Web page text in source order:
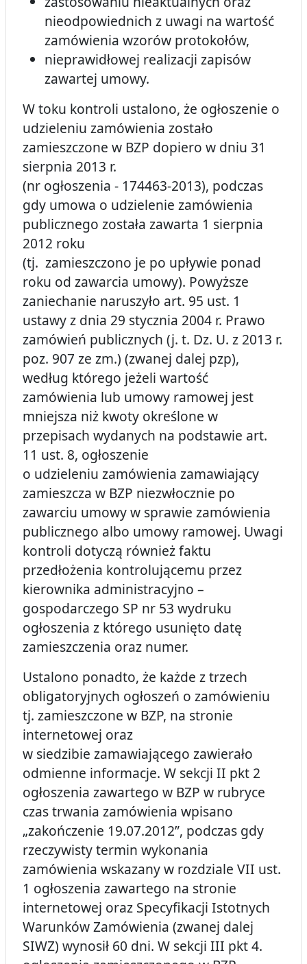
nieodpowiednich z uwagi na wartość
zamówienia wzorów protokołów,
nieprawidłowej realizacji zapisów
zawartej umowy.
W toku kontroli ustalono, że ogłoszenie o
udzieleniu zamówienia zostało
zamieszczone w BZP dopiero w dniu 31
sierpnia 2013 r.
(nr ogłoszenia - 174463-2013), podczas
gdy umowa o udzielenie zamówienia
publicznego została zawarta 1 sierpnia
2012 roku
(tj. zamieszczono je po upływie ponad
roku od zawarcia umowy). Powyższe
zaniechanie naruszyło art. 95 ust. 1
ustawy z dnia 29 stycznia 2004 r. Prawo
zamówień publicznych (j. t. Dz. U. z 2013 r.
poz. 907 ze zm.) (zwanej dalej pzp),
według którego jeżeli wartość
zamówienia lub umowy ramowej jest
mniejsza niż kwoty określone w
przepisach wydanych na podstawie art.
11 ust. 8, ogłoszenie
o udzieleniu zamówienia zamawiający
zamieszcza w BZP niezwłocznie po
zawarciu umowy w sprawie zamówienia
publicznego albo umowy ramowej. Uwagi
kontroli dotyczą również faktu
przedłożenia kontrolującemu przez
kierownika administracyjno –
gospodarczego SP nr 53 wydruku
ogłoszenia z którego usunięto datę
zamieszczenia oraz numer.
Ustalono ponadto, że każde z trzech
obligatoryjnych ogłoszeń o zamówieniu
tj. zamieszczone w BZP, na stronie
internetowej oraz
w siedzibie zamawiającego zawierało
odmienne informacje. W sekcji II pkt 2
ogłoszenia zawartego w BZP w rubryce
czas trwania zamówienia wpisano
„zakończenie 19.07.2012”, podczas gdy
rzeczywisty termin wykonania
zamówienia wskazany w rozdziale VII ust.
1 ogłoszenia zawartego na stronie
internetowej oraz Specyfikacji Istotnych
Warunków Zamówienia (zwanej dalej
SIWZ) wynosił 60 dni. W sekcji III pkt 4.